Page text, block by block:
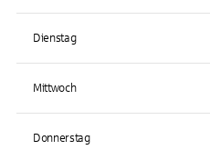
Dienstag
Mittwoch
Donnerstag